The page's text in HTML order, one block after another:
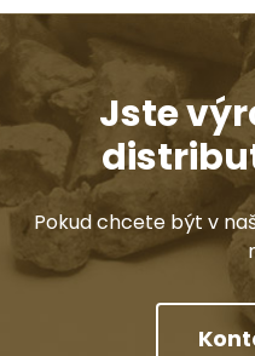
Jste
Pokud chcete být v